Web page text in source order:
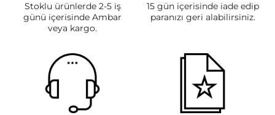
Stoklu ürünlerde 2-5 iş
günü içerisinde Ambar
veya kargo.
15 gün içerisinde iade edip
paranızı geri alabilirsiniz.